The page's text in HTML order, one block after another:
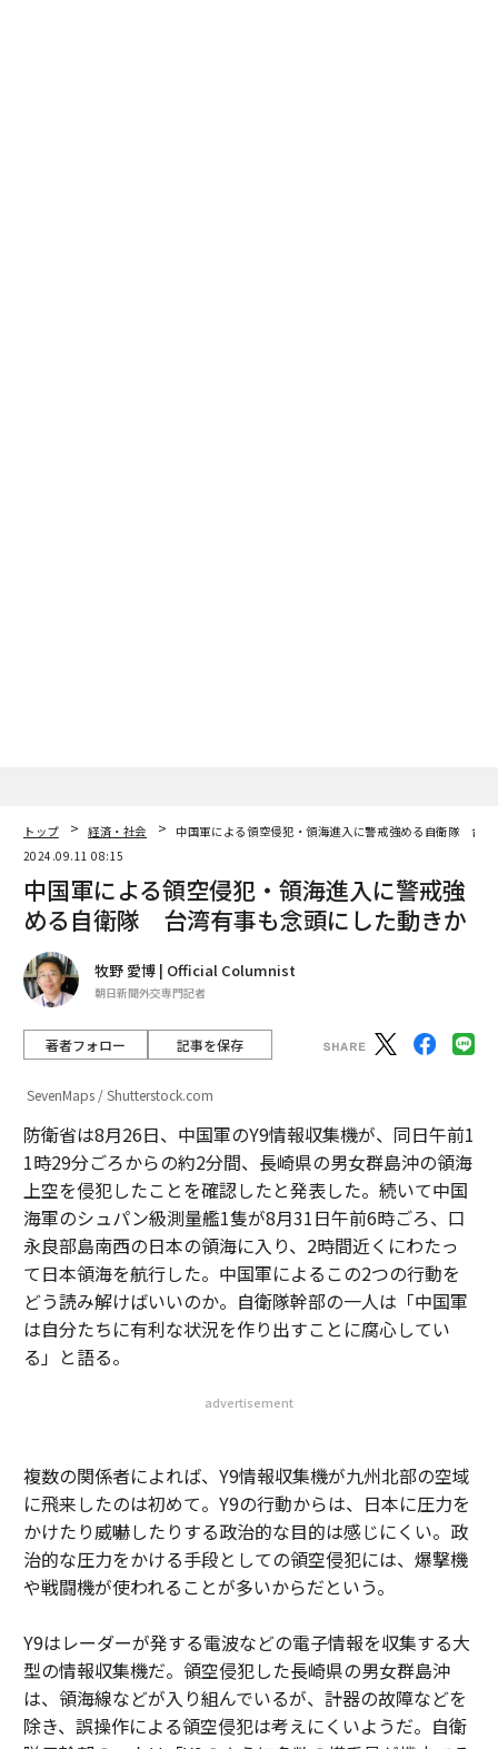
トップ 経済・社会
中国軍による領空侵犯・領海進入に警戒強める自衛隊 台
2024.09.11 08:15
中国軍による領空侵犯・領海進入に警戒強
める自衛隊 台湾有事も念頭にした動きか
牧野 愛博 | Official Columnist
朝日新聞外交専門記者
著者フォロー 記事を保存
SevenMaps / Shutterstock.com
防衛省は8月26日、中国軍のY9情報収集機が、同日午前1
1時29分ごろからの約2分間、長崎県の男女群島沖の領海
上空を侵犯したことを確認したと発表した。続いて中国
海軍のシュパン級測量艦1隻が8月31日午前6時ごろ、口
永良部島南西の日本の領海に入り、2時間近くにわたっ
て日本領海を航行した。中国軍によるこの2つの行動を
どう読み解けばいいのか。自衛隊幹部の一人は「中国軍
は自分たちに有利な状況を作り出すことに腐心してい
る」と語る。
advertisement
複数の関係者によれば、Y9情報収集機が九州北部の空域
に飛来したのは初めて。Y9の行動からは、日本に圧力を
かけたり威嚇したりする政治的な目的は感じにくい。政
治的な圧力をかける手段としての領空侵犯には、爆撃機
や戦闘機が使われることが多いからだという。
Y9はレーダーが発する電波などの電子情報を収集する大
型の情報収集機だ。領空侵犯した長崎県の男女群島沖
は、領海線などが入り組んでいるが、計器の故障などを
除き、誤操作による領空侵犯は考えにくいようだ。自衛